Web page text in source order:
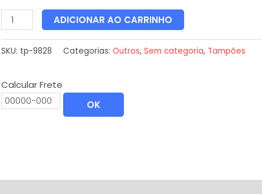
ADICIONAR AO CARRINHO
SKU: tp-9828 Categorias: Outros, Sem categoria, Tampões
Calcular Frete
OK